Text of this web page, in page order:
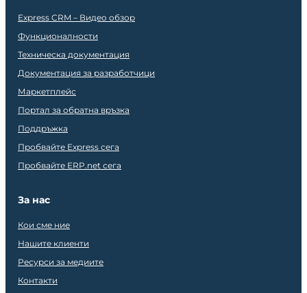
Express CRM – Видео обзор
Функционалности
Техническа документация
Документация за разработчици
Маркетплейс
Портал за обратна връзка
Поддръжка
Пробвайте Express сега
Пробвайте ERP.net сега
За нас
Кои сме ние
Нашите клиенти
Ресурси за медиите
Контакти